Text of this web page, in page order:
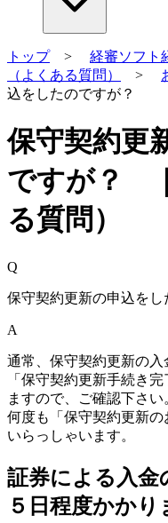
トップ> 経審ソフト
（よくある質問）
>
込をしたのですが？
保守契約更
ですが？
る質問）
Q
保守契約更新の申込をし
A
通常、保守契約更新の
「保守契約更新手続き
ますので、ご確認下さ
何度も「保守契約更新
いらっしゃいます。
証券による入金
５日程度かかり